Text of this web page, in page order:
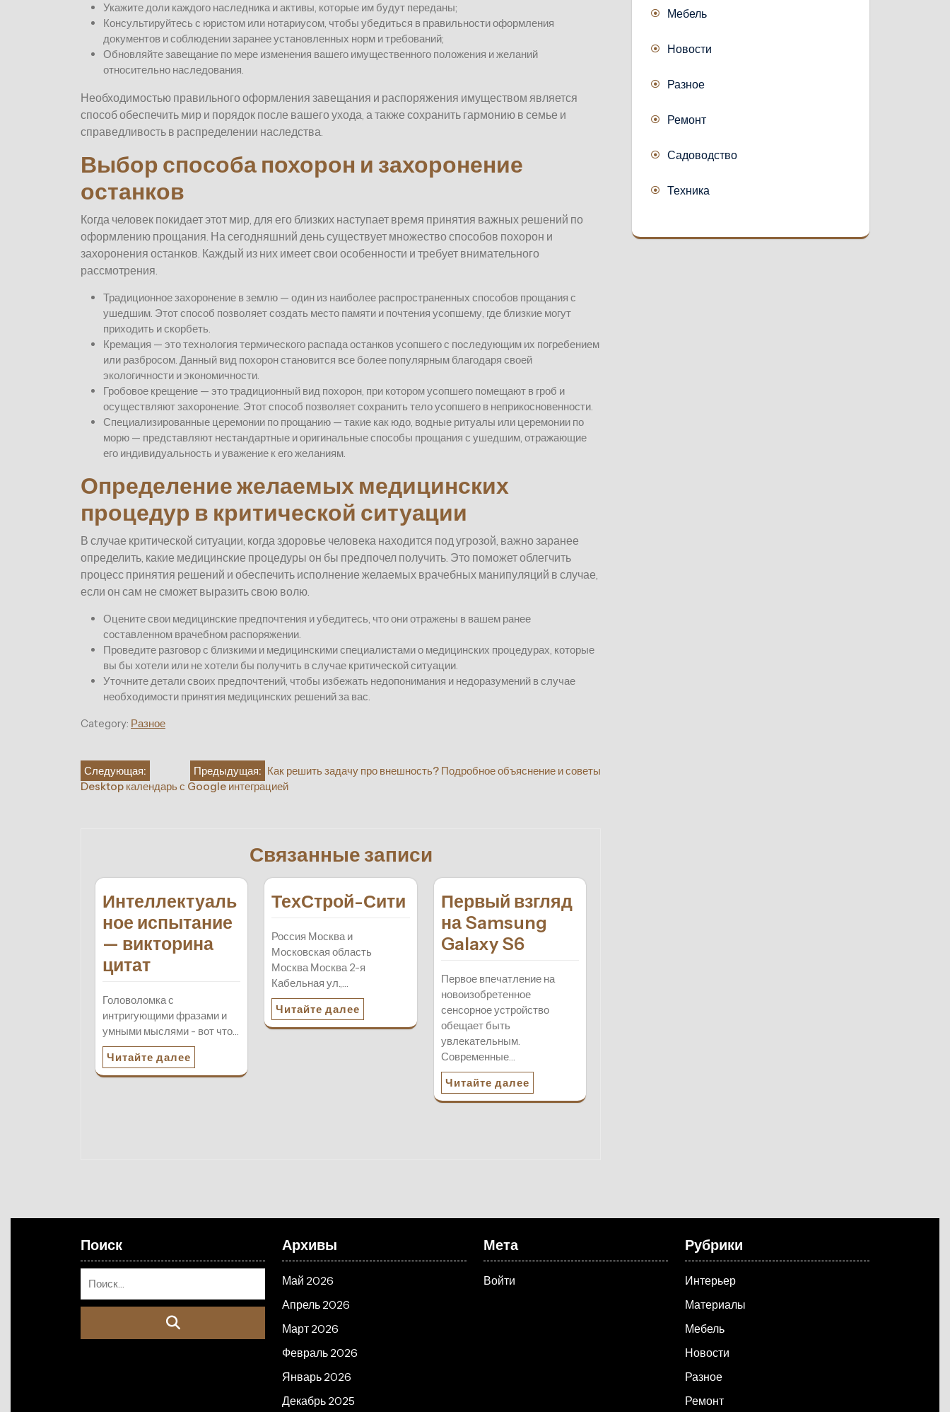
Укажите доли каждого наследника и активы, которые им будут переданы;
Консультируйтесь с юристом или нотариусом, чтобы убедиться в правильности оформления
документов и соблюдении заранее установленных норм и требований;
Обновляйте завещание по мере изменения вашего имущественного положения и желаний
относительно наследования.
Необходимостью правильного оформления завещания и распоряжения имуществом является
способ обеспечить мир и порядок после вашего ухода, а также сохранить гармонию в семье и
справедливость в распределении наследства.
Выбор способа похорон и захоронение
останков
Когда человек покидает этот мир, для его близких наступает время принятия важных решений по
оформлению прощания. На сегодняшний день существует множество способов похорон и
захоронения останков. Каждый из них имеет свои особенности и требует внимательного
рассмотрения.
Традиционное захоронение в землю — один из наиболее распространенных способов прощания с
ушедшим. Этот способ позволяет создать место памяти и почтения усопшему, где близкие могут
приходить и скорбеть.
Кремация — это технология термического распада останков усопшего с последующим их погребением
или разбросом. Данный вид похорон становится все более популярным благодаря своей
экологичности и экономичности.
Гробовое крещение — это традиционный вид похорон, при котором усопшего помещают в гроб и
осуществляют захоронение. Этот способ позволяет сохранить тело усопшего в неприкосновенности.
Специализированные церемонии по прощанию — такие как юдо, водные ритуалы или церемонии по
морю — представляют нестандартные и оригинальные способы прощания с ушедшим, отражающие
его индивидуальность и уважение к его желаниям.
Определение желаемых медицинских
процедур в критической ситуации
В случае критической ситуации, когда здоровье человека находится под угрозой, важно заранее
определить, какие медицинские процедуры он бы предпочел получить. Это поможет облегчить
процесс принятия решений и обеспечить исполнение желаемых врачебных манипуляций в случае,
если он сам не сможет выразить свою волю.
Оцените свои медицинские предпочтения и убедитесь, что они отражены в вашем ранее
составленном врачебном распоряжении.
Проведите разговор с близкими и медицинскими специалистами о медицинских процедурах, которые
вы бы хотели или не хотели бы получить в случае критической ситуации.
Уточните детали своих предпочтений, чтобы избежать недопонимания и недоразумений в случае
необходимости принятия медицинских решений за вас.
Category: Разное
НавигацияПредыдущая: Как решить задачу про внешность? Подробное объяснение и советы
Следующая:
Desktop календарь с Google интеграцией
Связанные записи
Интеллектуаль
ное испытание
— викторина
цитат
Головоломка с
интригующими фразами и
умными мыслями - вот что…
Читайте далее
ТехСтрой-Сити
Россия Москва и
Московская область
Москва Москва 2-я
Кабельная ул.,…
Читайте далее
Первый взгляд
на Samsung
Galaxy S6
Первое впечатление на
новоизобретенное
сенсорное устройство
обещает быть
увлекательным.
Современные…
Читайте далее
Мебель
Новости
Разное
Ремонт
Садоводство
Техника
Поиск Архивы
Май 2026
Апрель 2026
Март 2026
Февраль 2026
Январь 2026
Декабрь 2025
Мета
Войти
Рубрики
Интерьер
Материалы
Мебель
Новости
Разное
Ремонт